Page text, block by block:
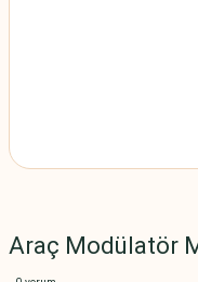
Araç Modülatör